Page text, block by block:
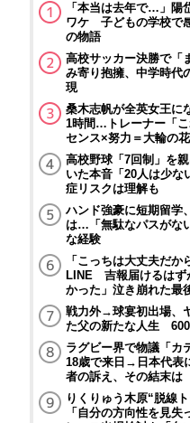
「本当は去年で…」陽
ワケ 子どもの学校で
の物語
高校サッカー決勝で
み寄り抱擁、中学時代
現
桑木志帆が全英女王
1時間…トレーナー「こ
センス×努力＝大輪の
高校野球「7回制」を
いた本音「20人は少
症リスクは理解も
ハンド強豪に短期留学
は…「無駄なパスがな
な経験
「こっちは大丈夫だ
LINE 吉報届けるはず
かった」泣き崩れた
戦力外→球宴初出場、
た父の新たな人生
ラグビー界で物議「
18歳で来日→日本代表
者の訴え、その結末は
りくりゅう木原“脱線
「自分の方向性を見